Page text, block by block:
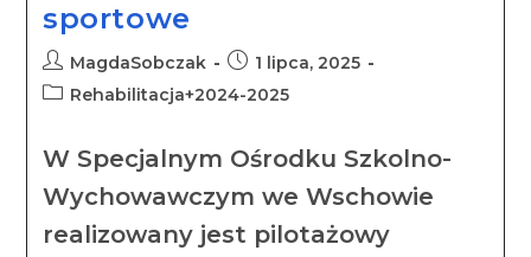
sportowe
MagdaSobczak
1 lipca, 2025
Rehabilitacja+2024-2025
W Specjalnym Ośrodku Szkolno-
Wychowawczym we Wschowie
realizowany jest pilotażowy